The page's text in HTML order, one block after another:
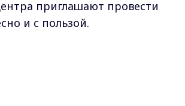
приглашают провести
и с пользой.